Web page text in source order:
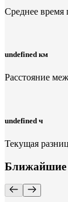
Среднее время
undefined км
Расстояние
undefined ч
Текущая
Ближайшие